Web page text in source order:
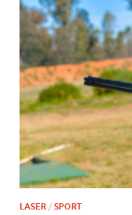
LASER / SPORT